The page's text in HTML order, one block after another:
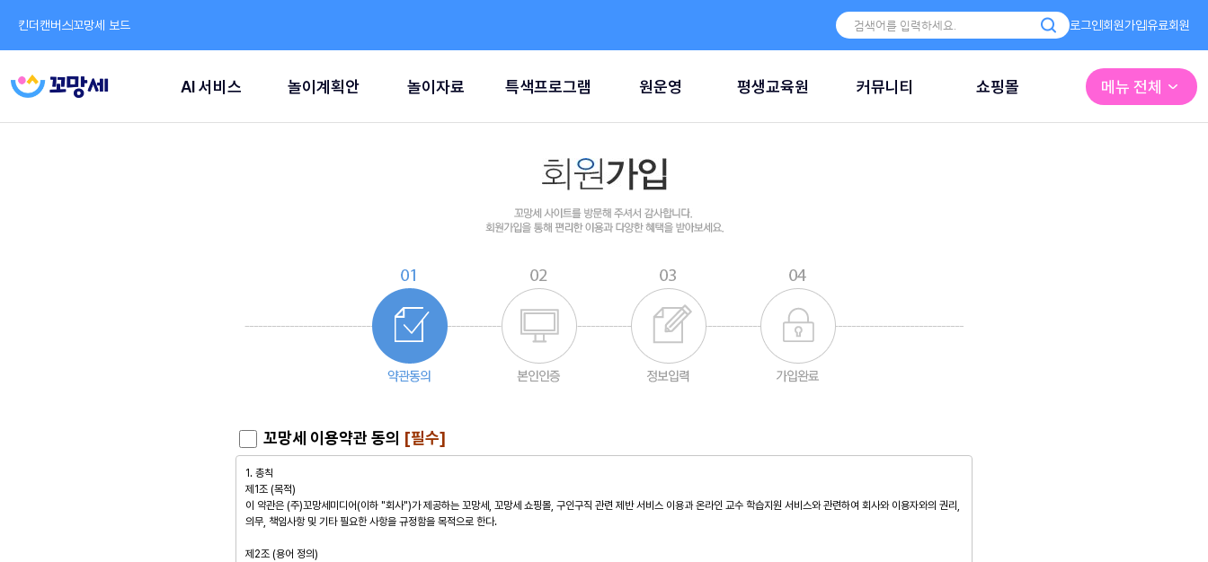
킨더캔버스꼬망세 보드 로그인회원가입유료회원
AI 서비스 놀이계획안 놀이자료 특색프로그램 원운영 평생교육원 커뮤니티 쇼핑몰 메뉴 전체
꼬망세 이용약관 동의 [필수]